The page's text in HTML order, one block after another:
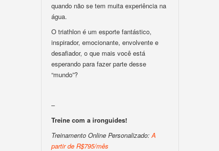
quando não se tem muita experiência na
água.
O triathlon é um esporte fantástico,
inspirador, emocionante, envolvente e
desafiador, o que mais você está
esperando para fazer parte desse
“mundo”?
–
Treine com a ironguides!
Treinamento Online Personalizado:A
partir de R$795/mês